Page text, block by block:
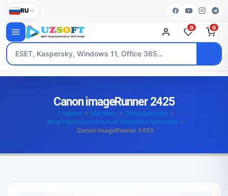
RU
0 0
Canon imageRunner 2425
Главная » Магазин » Оборудование »
Многофункциональные лазерные принтеры »
Canon imageRunner 2425